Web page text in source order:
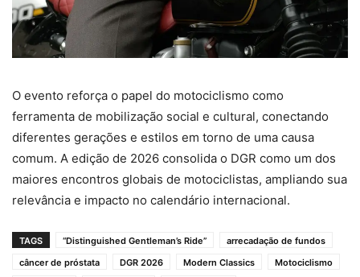
O evento reforça o papel do motociclismo como
ferramenta de mobilização social e cultural, conectando
diferentes gerações e estilos em torno de uma causa
comum. A edição de 2026 consolida o DGR como um dos
maiores encontros globais de motociclistas, ampliando sua
relevância e impacto no calendário internacional.
TAGS “Distinguished Gentleman’s Ride”
arrecadação de fundos
câncer de próstata
DGR 2026 Modern Classics
Motociclismo